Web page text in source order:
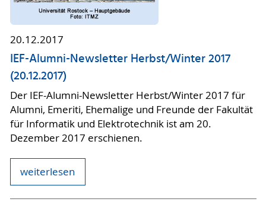
20.12.2017
IEF-Alumni-Newsletter Herbst/Winter 2017
(20.12.2017)
Der IEF-Alumni-Newsletter Herbst/Winter 2017 für
Alumni, Emeriti, Ehemalige und Freunde der Fakultät
für Informatik und Elektrotechnik ist am 20.
Dezember 2017 erschienen.
weiterlesen